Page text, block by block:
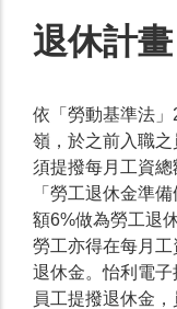
退休計畫
依「勞動基準法
嶺，於之前入職
須提撥每月工資
「勞工退休金準
額6%做為勞工退
勞工亦得在每月
退休金。怡利電
員工提撥退休金